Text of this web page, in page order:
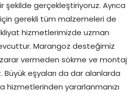
şekilde gerçekleştiriyoruz. Ayrıca
gerekli tüm malzemeleri de
hizmetlerimizde uzman
Marangoz desteğimiz
zarar vermeden sökme ve montaj
eşyaları da dar alanlarda
hizmetlerinden yararlanmanızı